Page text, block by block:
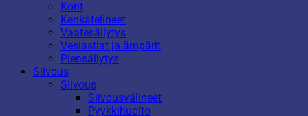
Korit
Kenkätelineet
Vaatesäilytys
Vesiastiat ja ämpärit
Piensäilytys
Siivous
Siivous
Siivousvälineet
Pyykkihuolto